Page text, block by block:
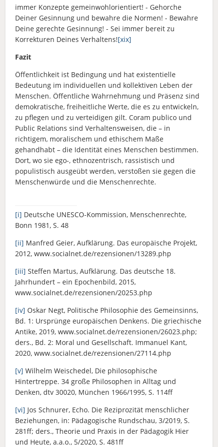
immer Konzepte gemeinwohlorientiert! - Gehorche
Deiner Gesinnung und bewahre die Normen! - Bewahre
Deine gerechte Gesinnung! - Sei immer bereit zu
Korrekturen Deines Verhaltens![xix]
Fazit
Öffentlichkeit ist Bedingung und hat existentielle
Bedeutung im individuellen und kollektiven Leben der
Menschen. Öffentliche Wahrnehmung und Präsenz sind
demokratische, freiheitliche Werte, die es zu entwickeln,
zu pflegen und zu verteidigen gilt. Coram publico und
Public Relations sind Verhaltensweisen, die – in
richtigem, moralischem und ethischem Maße
gehandhabt – die Identität eines Menschen bestimmen.
Dort, wo sie ego-, ethnozentrisch, rassistisch und
populistisch ausgeübt werden, verstoßen sie gegen die
Menschenwürde und die Menschenrechte.
[i] Deutsche UNESCO-Kommission, Menschenrechte,
Bonn 1981, S. 48
[ii] Manfred Geier, Aufklärung. Das europäische Projekt,
2012, www.socialnet.de/rezensionen/13289.php
[iii] Steffen Martus, Aufklärung. Das deutsche 18.
Jahrhundert – ein Epochenbild, 2015,
www.socialnet.de/rezensionen/20253.php
[iv] Oskar Negt, Politische Philosophie des Gemeinsinns,
Bd. 1: Ursprünge europäischen Denkens. Die griechische
Antike, 2019, www.socialnet.de/rezensionen/26023.php;
ders., Bd. 2: Moral und Gesellschaft. Immanuel Kant,
2020, www.socialnet.de/rezensionen/27114.php
[v] Wilhelm Weischedel, Die philosophische
Hintertreppe. 34 große Philosophen in Alltag und
Denken, dtv 30020, München 1966/1995, S. 114ff
[vi] Jos Schnurer, Echo. Die Reziprozität menschlicher
Beziehungen, in: Pädagogische Rundschau, 3/2019, S.
281ff; ders., Theorie und Praxis in der Pädagogik Hier
und Heute, a.a.o., 5/2020, S. 481ff